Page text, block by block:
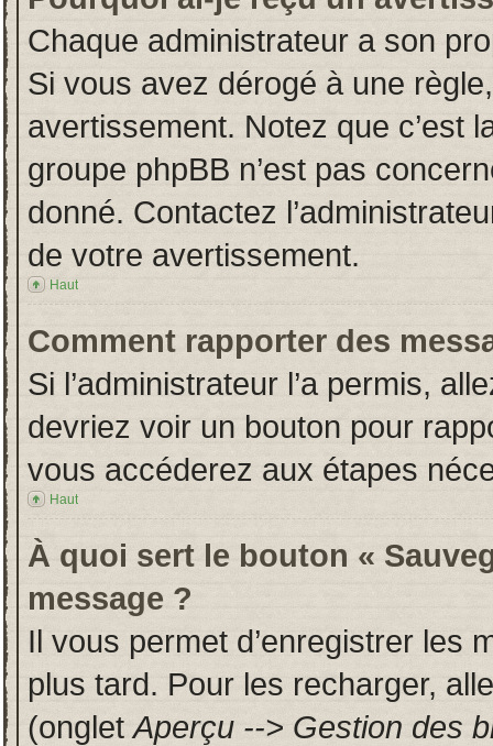
Chaque administrateur a son
Si vous avez dérogé à une
avertissement. Notez que c’est
groupe phpBB n’est pas
donné. Contactez
de votre avertissement.
Haut
Comment rapporter des
Si l’administrateur l’a permis,
devriez voir un bouton pour
vous accéderez aux étapes
Haut
À quoi sert le bouton «
message ?
Il vous permet d’enregistrer les
plus tard. Pour les recharger,
(ongletAperçu --> Gestion des